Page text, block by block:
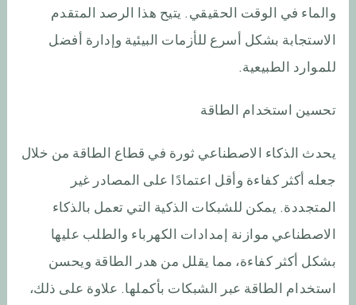
والماء في الوقت الحقيقي. يتيح هذا الرصد المتقدم
الاستجابة بشكل أسرع للأزمات البيئية وإدارة أفضل
للموارد الطبيعية.
تحسين استخدام الطاقة
يحدث الذكاء الاصطناعي ثورة في قطاع الطاقة من خلال
جعله أكثر كفاءة وأقل اعتمادًا على المصادر غير
المتجددة. يمكن للشبكات الذكية التي تعمل بالذكاء
الاصطناعي موازنة إمدادات الكهرباء والطلب عليها
بشكل أكثر كفاءة، مما يقلل من هدر الطاقة ويحسن
استخدام الطاقة عبر الشبكات بأكملها. علاوة على ذلك،